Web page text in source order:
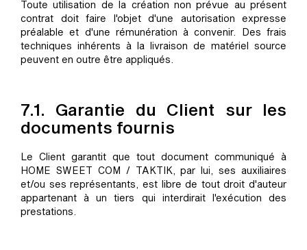
Toute utilisation de la création non prévue au présent
contrat doit faire l'objet d'une autorisation expresse
préalable et d'une rémunération à convenir. Des frais
techniques inhérents à la livraison de matériel source
peuvent en outre être appliqués.
7.1. Garantie du Client sur les
documents fournis
Le Client garantit que tout document communiqué à
HOME SWEET COM / TAKTIK, par lui, ses auxiliaires
et/ou ses représentants, est libre de tout droit d'auteur
appartenant à un tiers qui interdirait l'exécution des
prestations.